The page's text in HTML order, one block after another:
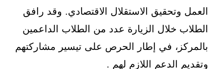
العمل وتحقيق الاستقلال الاقتصادي. وقد رافق
الطلاب خلال الزيارة عدد من الطلاب الداعمين
بالمركز، في إطار الحرص على تيسير مشاركتهم
وتقديم الدعم اللازم لهم .